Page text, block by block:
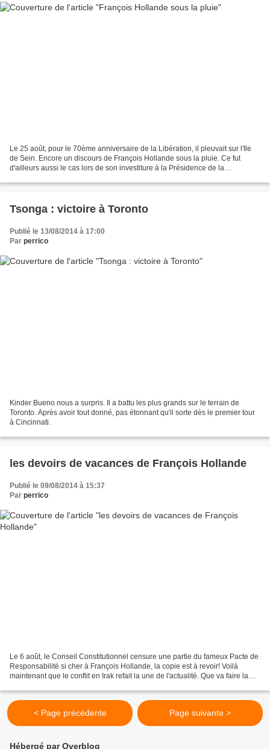
Le 25 août, pour le 70ème anniversaire de la Libération, il pleuvait sur l'Ile
de Sein. Encore un discours de François Hollande sous la pluie. Ce fut
d'ailleurs aussi le cas lors de son investiture à la Présidence de la
Tsonga : victoire à Toronto
Publié le 13/08/2014 à 17:00
Par perrico
Kinder Bueno nous a surpris. Il a battu les plus grands sur le terrain de
Toronto. Après avoir tout donné, pas étonnant qu'il sorte dès le premier tour
à Cincinnati.
les devoirs de vacances de François Hollande
Publié le 09/08/2014 à 15:37
Par perrico
Le 6 août, le Conseil Constitutionnel censure une partie du fameux Pacte de
Responsabilité si cher à François Hollande, la copie est à revoir! Voilà
maintenant que le conflit en Irak refait la une de l'actualité. Que va faire la
< Page précédente Page suivante >
Hébergé par Overblog